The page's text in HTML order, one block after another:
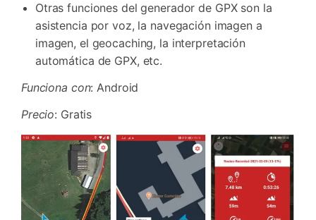
Otras funciones del generador de GPX son la
asistencia por voz, la navegación imagen a
imagen, el geocaching, la interpretación
automática de GPX, etc.
Funciona con: Android
Precio: Gratis